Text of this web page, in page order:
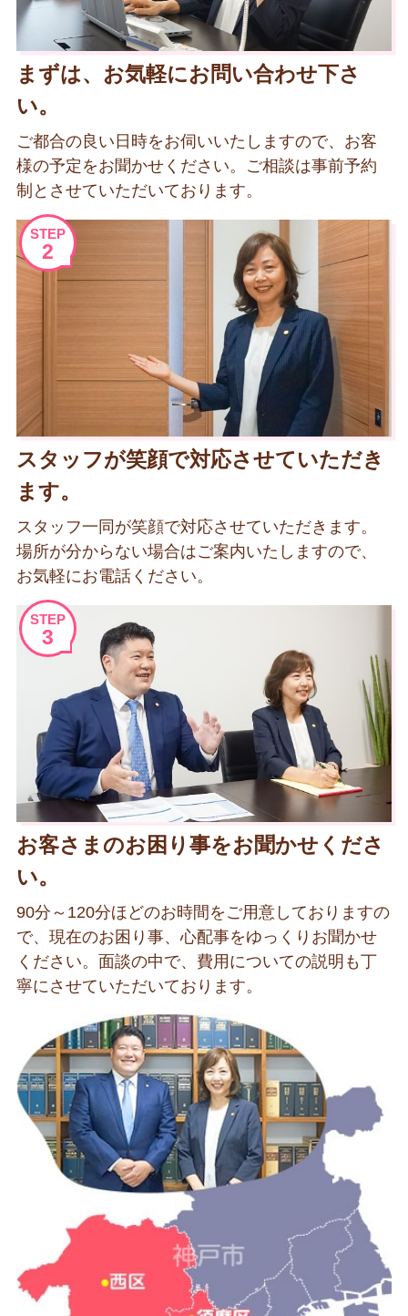
まずは、お気軽にお問い合わせ下さ
い。
ご都合の良い日時をお伺いいたしますので、お客
様の予定をお聞かせください。ご相談は事前予約
制とさせていただいております。
STEP
2
スタッフが笑顔で対応させていただき
ます。
スタッフ一同が笑顔で対応させていただきます。
場所が分からない場合はご案内いたしますので、
お気軽にお電話ください。
STEP
3
お客さまのお困り事をお聞かせくださ
い。
90分～120分ほどのお時間をご用意しておりますの
で、現在のお困り事、心配事をゆっくりお聞かせ
ください。面談の中で、費用についての説明も丁
寧にさせていただいております。